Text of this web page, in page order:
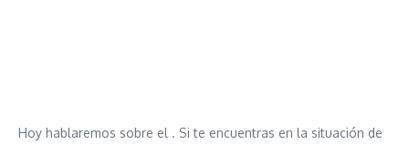
Hoy hablaremos sobre el . Si te encuentras en la situación de